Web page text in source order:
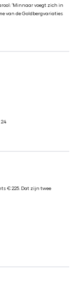
‘Minnaar voegt zich in
van de Goldbergvariaties
24
€ 225. Dat zijn twee